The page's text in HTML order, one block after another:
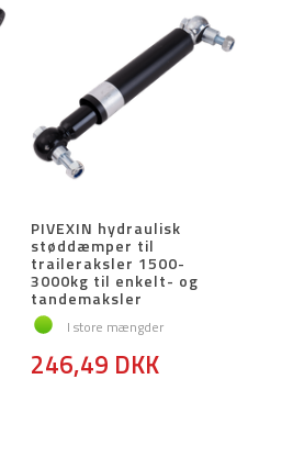
PIVEXIN hydraulisk
støddæmper til
traileraksler 1500-
3000kg til enkelt- og
tandemaksler
I store mængder
246,49 DKK